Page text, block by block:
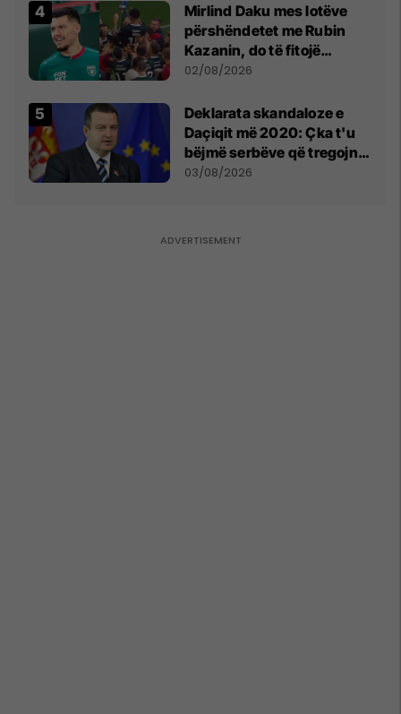
Mirlind Daku mes lotëve
përshëndetet me Rubin
Kazanin, do të fitojë
miliona te Spartak Moska
02/08/2026
​Deklarata skandaloze e
Daçiqit më 2020: Çka t'u
bëjmë serbëve që tregojnë
ku janë varrosur shqiptarët
03/08/2026